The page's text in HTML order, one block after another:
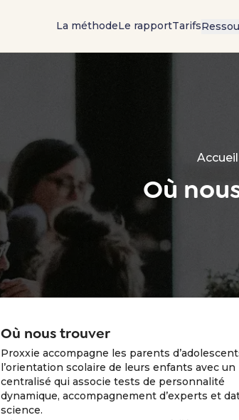
La méthodeLe rapportTarifs
Accueil
Où
Où nous trouver
Proxxie accompagne les parents
l’orientation scolaire de leurs enfants avec
centralisé qui associe tests de personnalité
dynamique, accompagnement d’experts et
science.